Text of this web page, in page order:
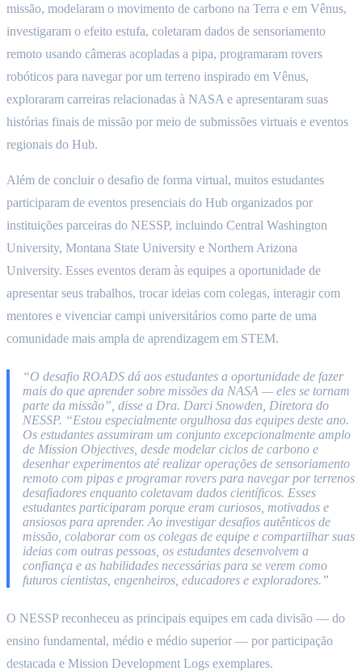
missão, modelaram o movimento de carbono na Terra e em Vênus,
investigaram o efeito estufa, coletaram dados de sensoriamento
remoto usando câmeras acopladas a pipa, programaram rovers
robóticos para navegar por um terreno inspirado em Vênus,
exploraram carreiras relacionadas à NASA e apresentaram suas
histórias finais de missão por meio de submissões virtuais e eventos
regionais do Hub.
Além de concluir o desafio de forma virtual, muitos estudantes
participaram de eventos presenciais do Hub organizados por
instituições parceiras do NESSP, incluindo Central Washington
University, Montana State University e Northern Arizona
University. Esses eventos deram às equipes a oportunidade de
apresentar seus trabalhos, trocar ideias com colegas, interagir com
mentores e vivenciar campi universitários como parte de uma
comunidade mais ampla de aprendizagem em STEM.
“O desafio ROADS dá aos estudantes a oportunidade de fazer
mais do que aprender sobre missões da NASA — eles se tornam
parte da missão”, disse a Dra. Darci Snowden, Diretora do
NESSP. “Estou especialmente orgulhosa das equipes deste ano.
Os estudantes assumiram um conjunto excepcionalmente amplo
de Mission Objectives, desde modelar ciclos de carbono e
desenhar experimentos até realizar operações de sensoriamento
remoto com pipas e programar rovers para navegar por terrenos
desafiadores enquanto coletavam dados científicos. Esses
estudantes participaram porque eram curiosos, motivados e
ansiosos para aprender. Ao investigar desafios autênticos de
missão, colaborar com os colegas de equipe e compartilhar suas
ideias com outras pessoas, os estudantes desenvolvem a
confiança e as habilidades necessárias para se verem como
futuros cientistas, engenheiros, educadores e exploradores.”
O NESSP reconheceu as principais equipes em cada divisão — do
ensino fundamental, médio e médio superior — por participação
destacada e Mission Development Logs exemplares.